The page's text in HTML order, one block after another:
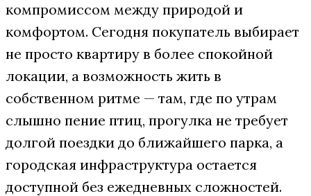
компромиссом между природой и
комфортом. Сегодня покупатель выбирает
не просто квартиру в более спокойной
локации, а возможность жить в
собственном ритме — там, где по утрам
слышно пение птиц, прогулка не требует
долгой поездки до ближайшего парка, а
городская инфраструктура остается
доступной без ежедневных сложностей.